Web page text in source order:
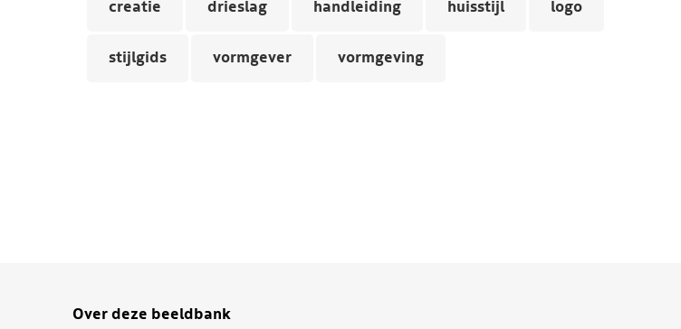
creatie drieslag handleiding huisstijl logo
stijlgids vormgever vormgeving
Over deze beeldbank